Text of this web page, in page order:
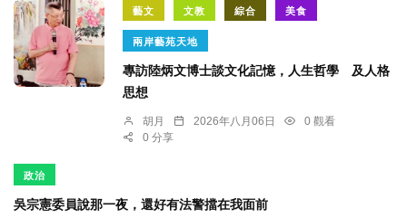
藝文 文教 綜合 美食
兩岸藝苑天地
專訪陸炳文博士談文化記憶，人生哲學 及人格
思想
胡月 2026年八月06日
0 觀看
0 分享
政治
吳宗憲委員說那一夜，還好有法警擋在我面前